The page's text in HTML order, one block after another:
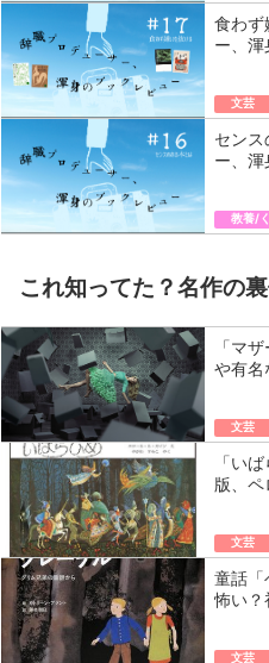
食わず
ー、
文芸
セン
ー、
教養/
これ知ってた？名作の
「マ
や有名
文芸
「い
版、ペ
文芸
童話「
怖い？
文芸